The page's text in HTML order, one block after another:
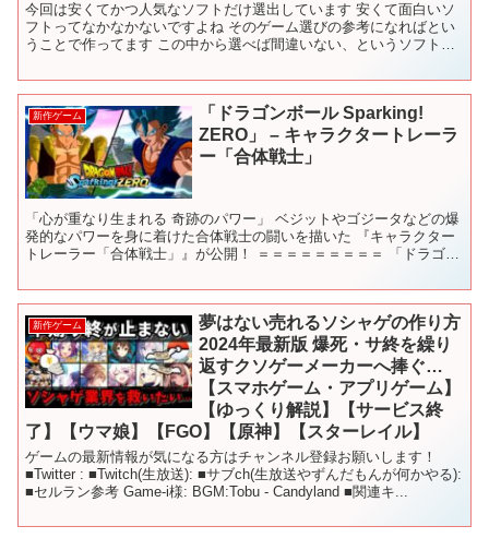
今回は安くてかつ人気なソフトだけ選出しています 安くて面白いソ
フトってなかなかないですよね そのゲーム選びの参考になればとい
うことで作ってます この中から選べば間違いない、というソフトを
新作ゲーム
「ドラゴンボール Sparking!
ZERO」 – キャラクタートレーラ
ー「合体戦士」
「心が重なり生まれる 奇跡のパワー」 ベジットやゴジータなどの爆
発的なパワーを身に着けた合体戦士の闘いを描いた 『キャラクター
トレーラー「合体戦士」』が公開！ ＝＝＝＝＝＝＝＝＝ 「ドラゴン
新作ゲーム
夢はない売れるソシャゲの作り方
2024年最新版 爆死・サ終を繰り
返すクソゲーメーカーへ捧ぐ…
【スマホゲーム・アプリゲーム】
【ゆっくり解説】【サービス終
了】【ウマ娘】【FGO】【原神】【スターレイル】
ゲームの最新情報が気になる方はチャンネル登録お願いします！
■Twitter : ■Twitch(生放送): ■サブch(生放送やずんだもんが何かやる):
■セルラン参考 Game-i様: BGM:Tobu - Candyland ■関連キ...